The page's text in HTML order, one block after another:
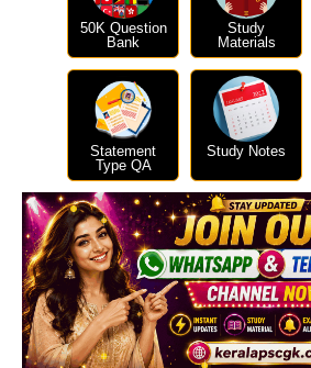
50K Question
Bank
Study
Materials
Statement
Type QA
Study Notes